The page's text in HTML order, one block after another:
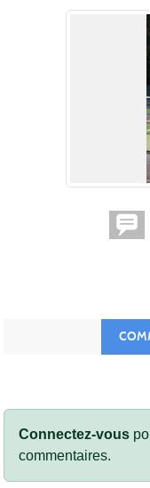
Connectez-vous
commentaires.